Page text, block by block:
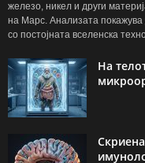
железо, никел и други
на Марс. Анализата
со постојната вселенска
На